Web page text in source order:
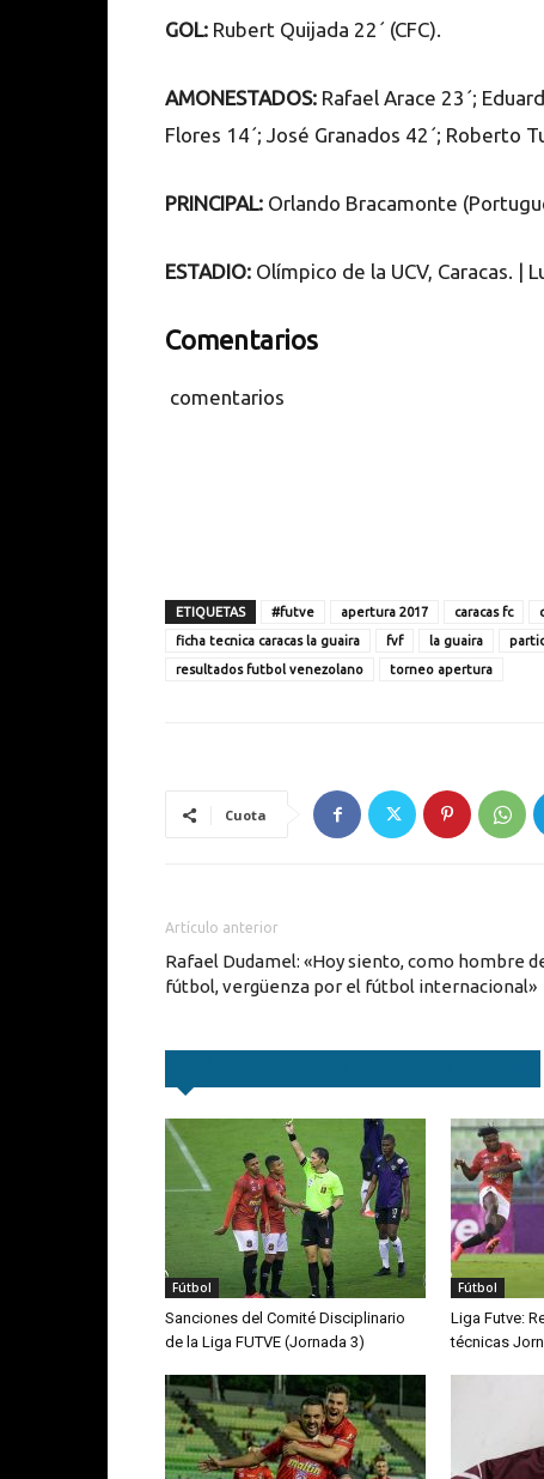
GOL: Rubert Quijada 22´ (CFC).
AMONESTADOS: Rafael Arace 23´;
Flores 14´; José Granados 42´; Roberto
PRINCIPAL: Orlando Bracamonte
ESTADIO: Olímpico de la UCV, Caracas. |
Comentarios
comentarios
ETIQUETAS #futve apertura 2017 caracas fc
ficha tecnica caracas la guaira
fvf la guaira
resultados futbol venezolano
torneo apertura
Cuota
Artículo anterior
Rafael Dudamel: «Hoy siento, como hombre
fútbol, vergüenza por el fútbol internacional»
Fútbol
Sanciones del Comité Disciplinario
de la Liga FUTVE (Jornada 3)
Fútbol
Liga Futve:
técnicas